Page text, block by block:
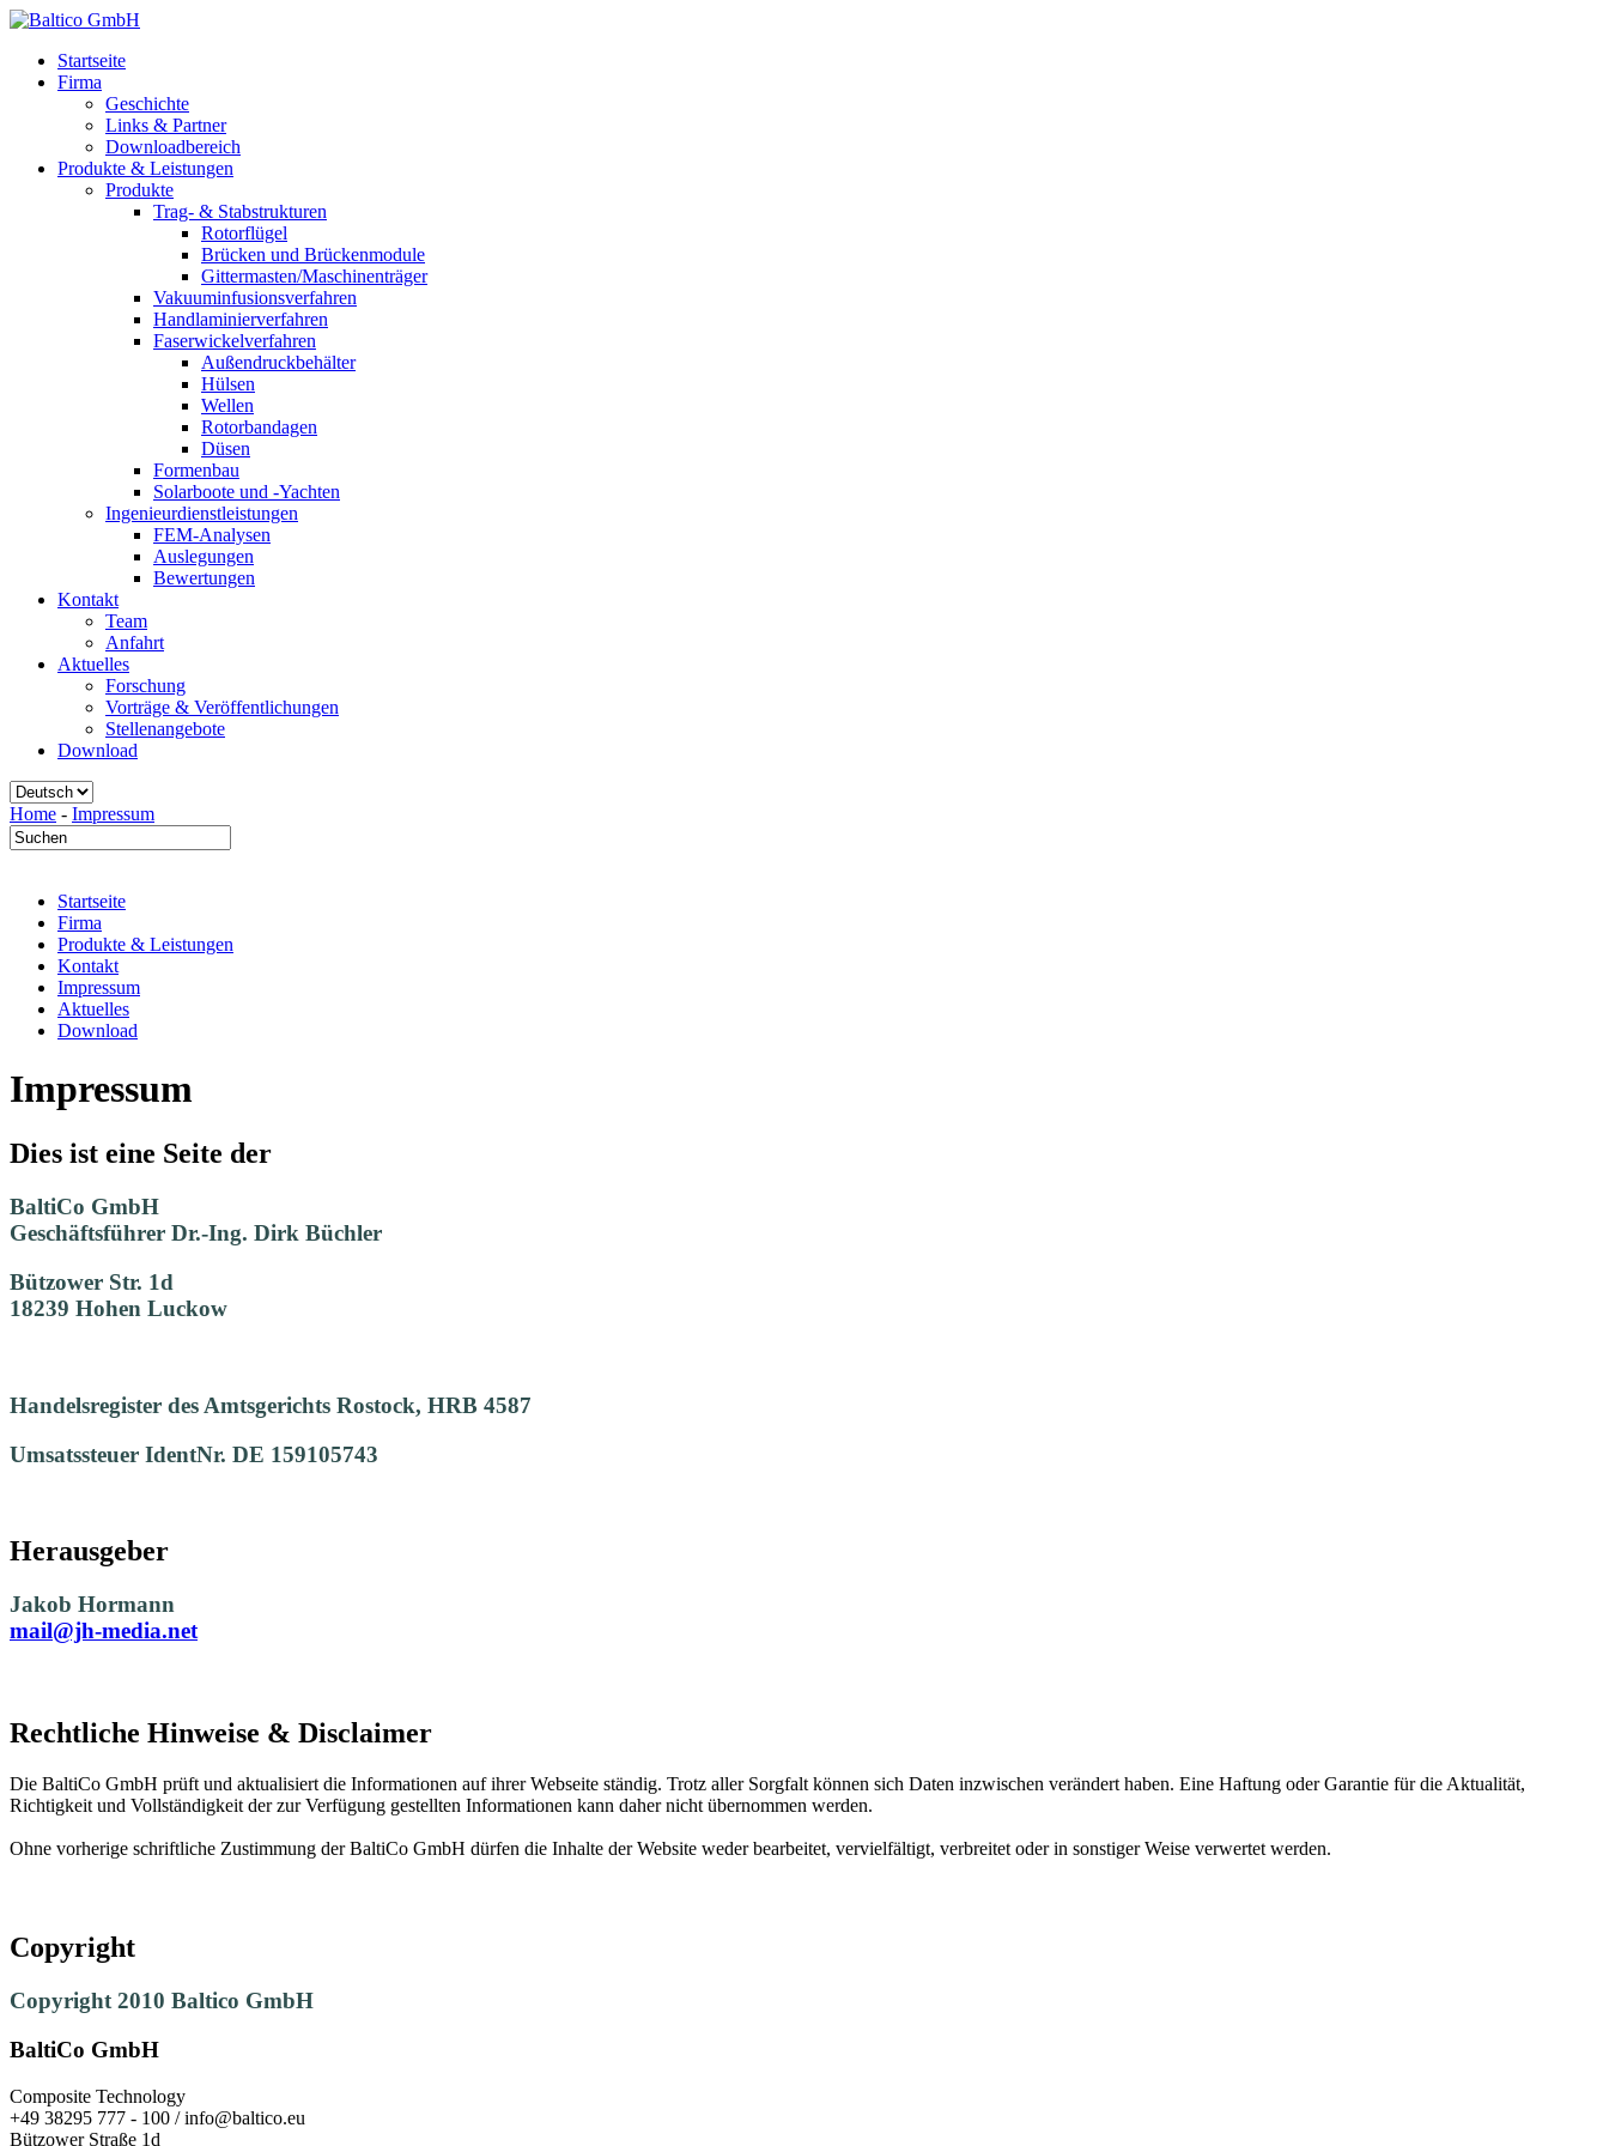
Startseite
Firma
Geschichte
Links & Partner
Downloadbereich
Produkte & Leistungen
Produkte
Trag- & Stabstrukturen
Rotorflügel
Brücken und Brückenmodule
Gittermasten/Maschinenträger
Vakuuminfusionsverfahren
Handlaminierverfahren
Faserwickelverfahren
Außendruckbehälter
Hülsen
Wellen
Rotorbandagen
Düsen
Formenbau
Solarboote und -Yachten
Ingenieurdienstleistungen
FEM-Analysen
Auslegungen
Bewertungen
Kontakt
Team
Anfahrt
Aktuelles
Forschung
Vorträge & Veröffentlichungen
Stellenangebote
Download
Home - Impressum
Startseite
Firma
Produkte & Leistungen
Kontakt
Impressum
Aktuelles
Download
Impressum
Dies ist eine Seite der
BaltiCo GmbH
Geschäftsführer Dr.-Ing. Dirk Büchler
Bützower Str. 1d
18239 Hohen Luckow
Handelsregister des Amtsgerichts Rostock, HRB 4587
Umsatssteuer IdentNr. DE 159105743
Herausgeber
Jakob Hormann
mail@jh-media.net
Rechtliche Hinweise & Disclaimer
Die BaltiCo GmbH prüft und aktualisiert die Informationen auf ihrer Webseite ständig. Trotz aller Sorgfalt können sich Daten inzwischen verändert haben. Eine Haftung oder Garantie für die Aktualität,
Richtigkeit und Vollständigkeit der zur Verfügung gestellten Informationen kann daher nicht übernommen werden.
Ohne vorherige schriftliche Zustimmung der BaltiCo GmbH dürfen die Inhalte der Website weder bearbeitet, vervielfältigt, verbreitet oder in sonstiger Weise verwertet werden.
Copyright
Copyright 2010 Baltico GmbH
BaltiCo GmbH
Composite Technology
+49 38295 777 - 100 / info@baltico.eu
Bützower Straße 1d